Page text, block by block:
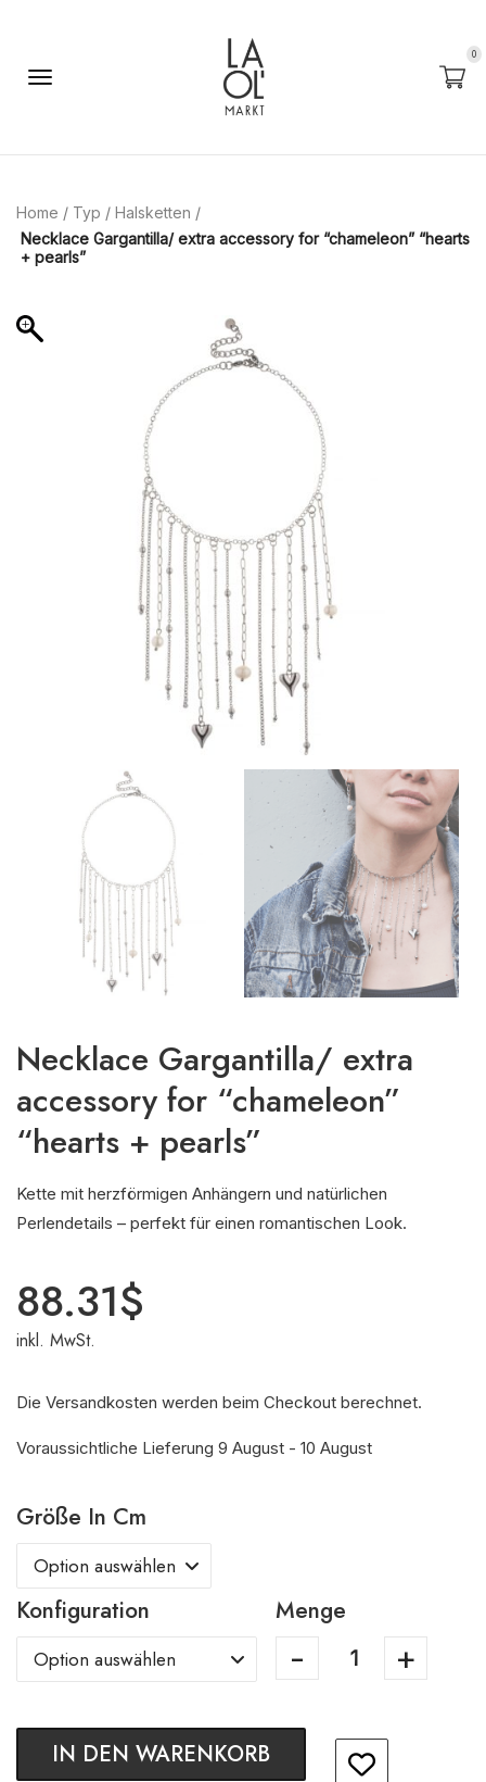
0
Home / Typ / Halsketten /
Necklace Gargantilla/ extra accessory for “chameleon” “hearts
+ pearls”
Necklace Gargantilla/ extra
accessory for “chameleon”
“hearts + pearls”
Kette mit herzförmigen Anhängern und natürlichen
Perlendetails – perfekt für einen romantischen Look.
88.31$
inkl. MwSt.
Die Versandkosten werden beim Checkout berechnet.
Voraussichtliche Lieferung 9 August - 10 August
Größe In Cm
Konfiguration Menge
IN DEN WARENKORB